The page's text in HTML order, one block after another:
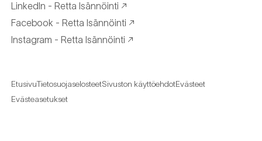
LinkedIn - Retta Isännöinti
Facebook - Retta Isännöinti
Instagram - Retta Isännöinti
EtusivuTietosuojaselosteetSivuston käyttöehdotEvästeet
Evästeasetukset